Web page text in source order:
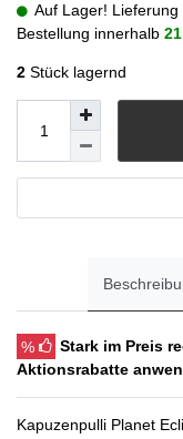
Auf Lager! Lieferung
Bestellung innerhalb
2 Stück lagernd
%
Stark im Preis
Aktionsrabatte
Kapuzenpulli Planet